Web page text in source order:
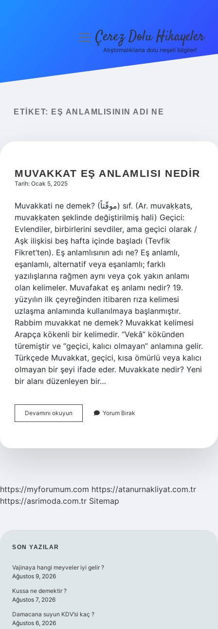
Yasal Uyarı
menüyüÇerez Dolu Hikayeler
Atıştırmalıklarla dolu neşeli bilgiler!
ETIKET: EŞ ANLAMLISININ ADI NE
MUVAKKAT EŞ ANLAMLISI NEDIR
Tarih: Ocak 5, 2025
Muvakkati ne demek? (ﻣﻮﻗّﺘﺎً) sıf. (Ar. muvaḳḳats,
muvaḳḳaten şeklinde değiştirilmiş hali) Geçici:
Evlendiler, birbirlerini sevdiler, ama geçici olarak /
Aşk ilişkisi beş hafta içinde başladı (Tevfik
Fikret’ten). Eş anlamlısının adı ne? Eş anlamlı,
eşanlamlı, alternatif veya eşanlamlı; farklı
yazılışlarına rağmen aynı veya çok yakın anlamı
olan kelimeler. Muvafakat eş anlamı nedir? 19.
yüzyılın ilk çeyreğinden itibaren rıza kelimesi
uzlaşma anlamında kullanılmaya başlanmıştır.
Rabbim muvakkat ne demek? Muvakkat kelimesi
Arapça kökenli bir kelimedir. “Vekâ” kökünden
türemiştir ve “geçici, kalıcı olmayan” anlamına gelir.
Türkçede Muvakkat, geçici, kısa ömürlü veya kalıcı
olmayan bir şeyi ifade eder. Muvakkate nedir? Yeni
bir alanı düzenleyen bir…
Devamını okuyun Muvakkat
Eş
Yorum Bırak
https://myforumum.com https://atanurnakliyat.com.tr
https://asrimoda.com.tr Sitemap
SIDEBAR
SON YAZILAR
Vajinaya hangi meyveler iyi gelir ?
Ağustos 9, 2026
Kussa ne demektir ?
Ağustos 7, 2026
Damacana suyun KDV’si kaç ?
Ağustos 6, 2026